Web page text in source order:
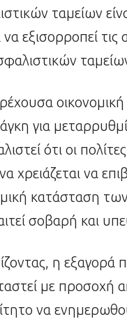
ταμείων
να εξισορροπεί
για
ότι οι
χρειάζεται να
κατάσταση
σοβαρή και
η εξαγορά
με προσοχή
να